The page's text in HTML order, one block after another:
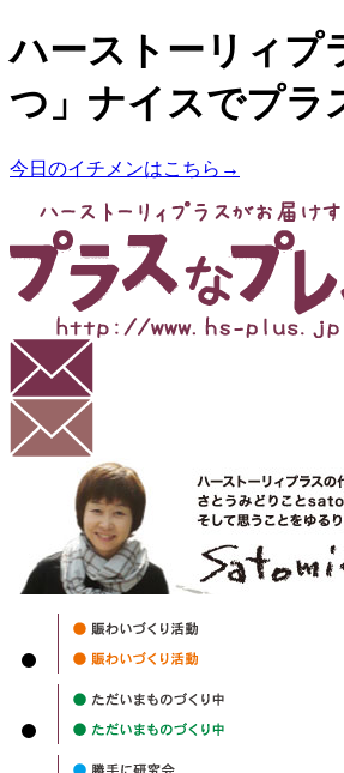
ハーストーリィプ
つ」ナイスでプラ
今日のイチメンはこちら→